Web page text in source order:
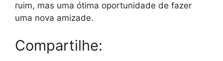
ruim, mas uma ótima oportunidade de fazer
uma nova amizade.
Compartilhe: